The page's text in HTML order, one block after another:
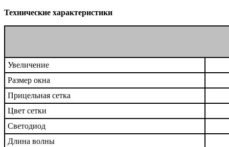
Технические характеристики
Увеличение
Размер окна
Прицельная сетка
Цвет сетки
Светодиод
Длина волны